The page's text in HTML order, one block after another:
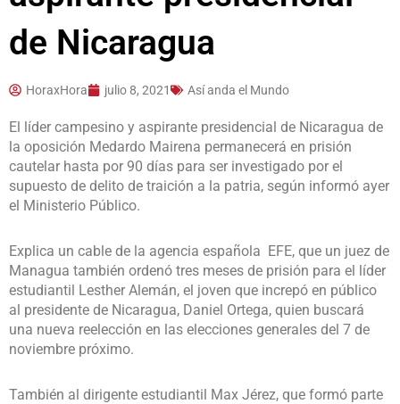
de Nicaragua
HoraxHora julio 8, 2021 Así anda el Mundo
El líder campesino y aspirante presidencial de Nicaragua de
la oposición Medardo Mairena permanecerá en prisión
cautelar hasta por 90 días para ser investigado por el
supuesto de delito de traición a la patria, según informó ayer
el Ministerio Público.
Explica un cable de la agencia española EFE, que un juez de
Managua también ordenó tres meses de prisión para el líder
estudiantil Lesther Alemán, el joven que increpó en público
al presidente de Nicaragua, Daniel Ortega, quien buscará
una nueva reelección en las elecciones generales del 7 de
noviembre próximo.
También al dirigente estudiantil Max Jérez, que formó parte